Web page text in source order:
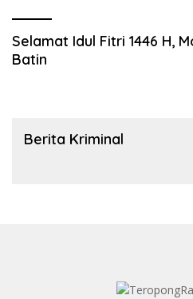
Selamat Idul Fitri 1446 H,
Batin
Berita Kriminal